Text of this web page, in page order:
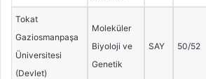
Tokat
Gaziosmanpaşa
Üniversitesi
(Devlet)
Moleküler
Biyoloji ve
Genetik
SAY 50/52